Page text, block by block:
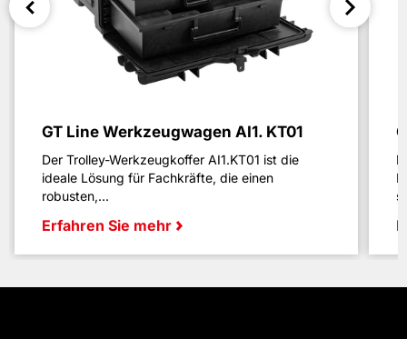
GT Line Werkzeugwagen AI1. KT01
Der Trolley-Werkzeugkoffer AI1.KT01 ist die
ideale Lösung für Fachkräfte, die einen
robusten,...
Erfahren Sie mehr